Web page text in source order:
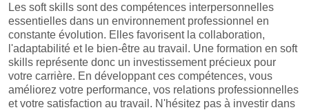
Les soft skills sont des compétences interpersonnelles
essentielles dans un environnement professionnel en
constante évolution. Elles favorisent la collaboration,
l'adaptabilité et le bien-être au travail. Une formation en soft
skills représente donc un investissement précieux pour
votre carrière. En développant ces compétences, vous
améliorez votre performance, vos relations professionnelles
et votre satisfaction au travail. N'hésitez pas à investir dans